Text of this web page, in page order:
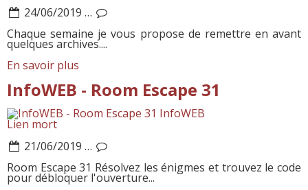
24/06/2019 …
Chaque semaine je vous propose de remettre en avant
quelques archives....
En savoir plus
InfoWEB - Room Escape 31
InfoWEB
Lien mort
21/06/2019 …
Room Escape 31 Résolvez les énigmes et trouvez le code
pour débloquer l'ouverture...